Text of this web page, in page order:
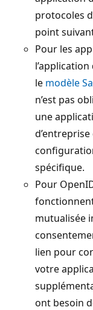
protocoles
point
Pour les
le modèle
n’est pas
une
spécifique.
Pour
mutualisée
lien pour
votre
ont besoin